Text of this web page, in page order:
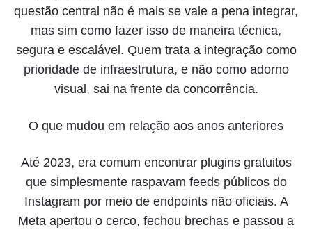
questão central não é mais se vale a pena integrar,
mas sim como fazer isso de maneira técnica,
segura e escalável. Quem trata a integração como
prioridade de infraestrutura, e não como adorno
visual, sai na frente da concorrência.
O que mudou em relação aos anos anteriores
Até 2023, era comum encontrar plugins gratuitos
que simplesmente raspavam feeds públicos do
Instagram por meio de endpoints não oficiais. A
Meta apertou o cerco, fechou brechas e passou a